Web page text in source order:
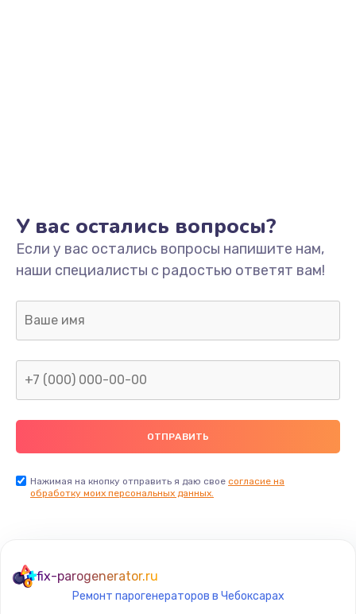
Замена/Pемонт карбюратора
1300 руб.
Заказать
Ремонт капиллярной трубки
400 руб.
Заказать
Замена термостата
У вас остались вопросы?
Если у вас остались вопросы напишите нам,
наши специалисты с радостью ответят вам!
Нажимая на кнопку отправить я даю свое согласие на
обработку моих персональных данных.
fix-parogenerator.ru
Ремонт парогенераторов в Чебоксарах